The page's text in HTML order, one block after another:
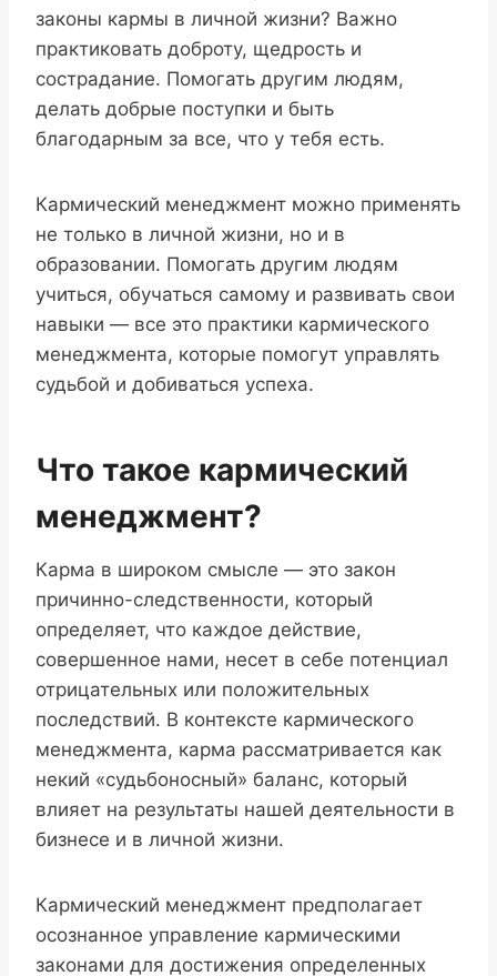
законы кармы в личной жизни? Важно
практиковать доброту, щедрость и
сострадание. Помогать другим людям,
делать добрые поступки и быть
благодарным за все, что у тебя есть.
Кармический менеджмент можно применять
не только в личной жизни, но и в
образовании. Помогать другим людям
учиться, обучаться самому и развивать свои
навыки — все это практики кармического
менеджмента, которые помогут управлять
судьбой и добиваться успеха.
Что такое кармический
менеджмент?
Карма в широком смысле — это закон
причинно-следственности, который
определяет, что каждое действие,
совершенное нами, несет в себе потенциал
отрицательных или положительных
последствий. В контексте кармического
менеджмента, карма рассматривается как
некий «судьбоносный» баланс, который
влияет на результаты нашей деятельности в
бизнесе и в личной жизни.
Кармический менеджмент предполагает
осознанное управление кармическими
законами для достижения определенных